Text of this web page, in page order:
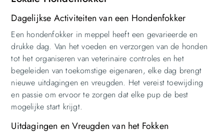
Dagelijkse Activiteiten van een Hondenfokker
Een hondenfokker in meppel heeft een gevarieerde en
drukke dag. Van het voeden en verzorgen van de honden
tot het organiseren van veterinaire controles en het
begeleiden van toekomstige eigenaren, elke dag brengt
nieuwe uitdagingen en vreugden. Het vereist toewijding
en passie om ervoor te zorgen dat elke pup de best
mogelijke start krijgt.
Uitdagingen en Vreugden van het Fokken